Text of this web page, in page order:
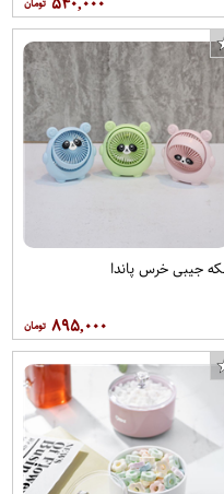
جیبی خرس پاندا
۸۹۵,۰۰۰